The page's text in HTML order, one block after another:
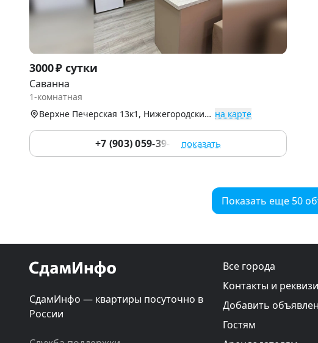
Item
1
of
9
3000 ₽ сутки
Саванна
1-комнатная
Верхне Печерская 13к1, Нижегородский р-н на карте
+7 (903) 059-39-51 показать
Показать еще 50
СдамИнфо — квартиры посуточно в
России
Все города
Контакты и
Добавить
Гостям